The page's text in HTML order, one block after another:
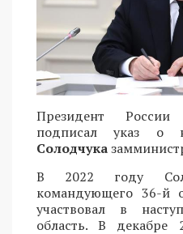
Президент России
подписал указ о
Солодчука
В 2022 году
командующего 36-й
участвовал в
область. В декабре